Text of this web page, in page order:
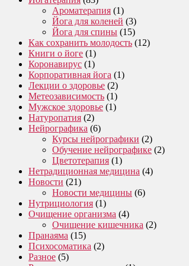
Ароматерапия (1)
Йога для коленей (3)
Йога для спины (15)
Как сохранить молодость (12)
Книги о йоге (1)
Коронавирус (1)
Корпоративная йога (1)
Лекции о здоровье (2)
Метеозависимость (1)
Мужское здоровье (1)
Натуропатия (2)
Нейрографика (6)
Курсы нейрографики (2)
Обучение нейрографике (2)
Цветотерапия (1)
Нетрадиционная медицина (4)
Новости (21)
Новости медицины (6)
Нутрициология (1)
Очищение организма (4)
Очищение кишечника (2)
Пранаяма (15)
Психосоматика (2)
Разное (5)